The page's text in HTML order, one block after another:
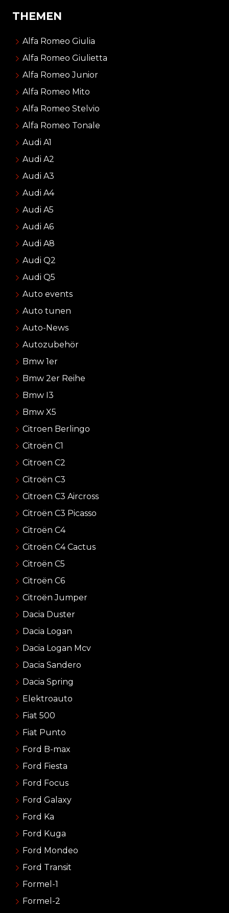
THEMEN
Alfa Romeo Giulia
Alfa Romeo Giulietta
Alfa Romeo Junior
Alfa Romeo Mito
Alfa Romeo Stelvio
Alfa Romeo Tonale
Audi A1
Audi A2
Audi A3
Audi A4
Audi A5
Audi A6
Audi A8
Audi Q2
Audi Q5
Auto events
Auto tunen
Auto-News
Autozubehör
Bmw 1er
Bmw 2er Reihe
Bmw I3
Bmw X5
Citroen Berlingo
Citroën C1
Citroen C2
Citroën C3
Citroen C3 Aircross
Citroën C3 Picasso
Citroën C4
Citroën C4 Cactus
Citroën C5
Citroën C6
Citroën Jumper
Dacia Duster
Dacia Logan
Dacia Logan Mcv
Dacia Sandero
Dacia Spring
Elektroauto
Fiat 500
Fiat Punto
Ford B-max
Ford Fiesta
Ford Focus
Ford Galaxy
Ford Ka
Ford Kuga
Ford Mondeo
Ford Transit
Formel-1
Formel-2